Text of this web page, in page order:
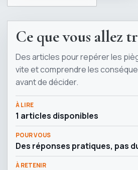
Ce que vous allez
Des articles pour repérer les
vite et comprendre les
avant de décider.
À LIRE
1 articles disponibles
POUR VOUS
Des réponses pratiques, pas
À RETENIR